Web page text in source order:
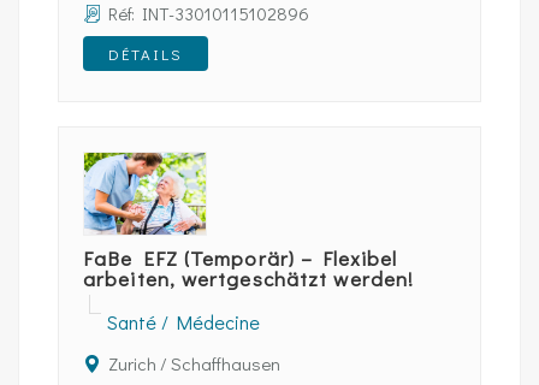
Réf: INT-33010115102896
DÉTAILS
FaBe EFZ (Temporär) – Flexibel
arbeiten, wertgeschätzt werden!
Santé / Médecine
Zurich / Schaffhausen